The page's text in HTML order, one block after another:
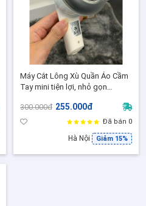
Máy Cắt Lông Xù Quần Áo Cầm
Tay mini tiện lợi, nhỏ gọn
Năm Chính Hãng
300.000đ 255.000đ
Đã bán 0
Hà Nội Giảm 15%